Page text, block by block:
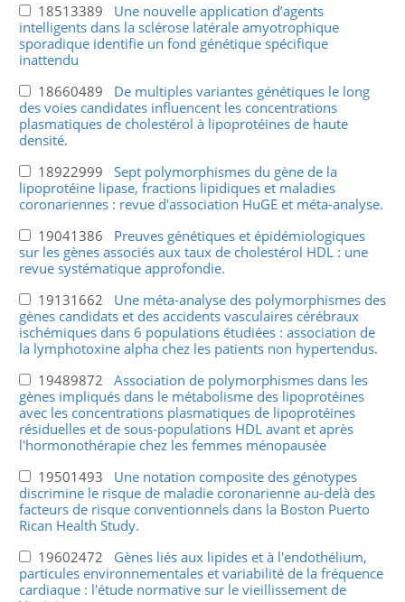
18513389 Une nouvelle application d’agents
intelligents dans la sclérose latérale amyotrophique
sporadique identifie un fond génétique spécifique
inattendu
18660489 De multiples variantes génétiques le long
des voies candidates influencent les concentrations
plasmatiques de cholestérol à lipoprotéines de haute
densité.
18922999 Sept polymorphismes du gène de la
lipoprotéine lipase, fractions lipidiques et maladies
coronariennes : revue d'association HuGE et méta-analyse.
19041386 Preuves génétiques et épidémiologiques
sur les gènes associés aux taux de cholestérol HDL : une
revue systématique approfondie.
19131662 Une méta-analyse des polymorphismes des
gènes candidats et des accidents vasculaires cérébraux
ischémiques dans 6 populations étudiées : association de
la lymphotoxine alpha chez les patients non hypertendus.
19489872 Association de polymorphismes dans les
gènes impliqués dans le métabolisme des lipoprotéines
avec les concentrations plasmatiques de lipoprotéines
résiduelles et de sous-populations HDL avant et après
l'hormonothérapie chez les femmes ménopausée
19501493 Une notation composite des génotypes
discrimine le risque de maladie coronarienne au-delà des
facteurs de risque conventionnels dans la Boston Puerto
Rican Health Study.
19602472 Gènes liés aux lipides et à l'endothélium,
particules environnementales et variabilité de la fréquence
cardiaque : l'étude normative sur le vieillissement de